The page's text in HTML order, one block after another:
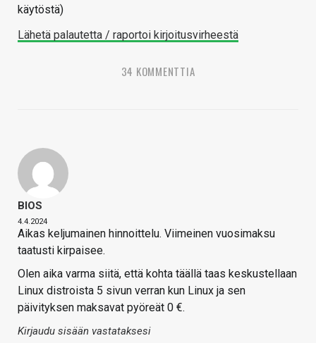
käytöstä)
Lähetä palautetta / raportoi kirjoitusvirheestä
34 KOMMENTTIA
BIOS
4.4.2024
Aikas keljumainen hinnoittelu. Viimeinen vuosimaksu
taatusti kirpaisee.
Olen aika varma siitä, että kohta täällä taas keskustellaan
Linux distroista 5 sivun verran kun Linux ja sen
päivityksen maksavat pyöreät 0 €.
Kirjaudu sisään vastataksesi